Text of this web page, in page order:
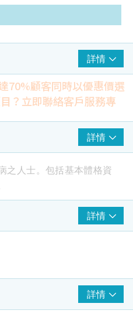
詳情
70%顧客同時以優惠價選
？立即聯絡客戶服務專
- 男士
詳情
之人士。包括基本體格資
原DNA測試。
，除非你從來沒有性生
感染初期，更沒有明顯的
應及早進行定期檢查。一
機會導致漏檢情況。相比
詳情
詳情